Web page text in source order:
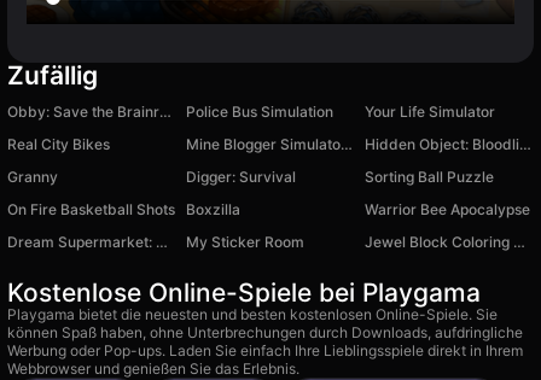
Zufällig
Obby: Save the Brainrots Online Police Bus Simulation
Your Life Simulator
Real City Bikes
Mine Blogger Simulator 3D
Hidden Object: Bloodline Legacy
Granny
Digger: Survival
Sorting Ball Puzzle
On Fire Basketball Shots
Boxzilla
Warrior Bee Apocalypse
Dream Supermarket: 3D Shop
My Sticker Room Jewel Block Coloring & Sorting
Kostenlose Online-Spiele bei Playgama
Playgama bietet die neuesten und besten kostenlosen Online-Spiele. Sie
können Spaß haben, ohne Unterbrechungen durch Downloads, aufdringliche
Werbung oder Pop-ups. Laden Sie einfach Ihre Lieblingsspiele direkt in Ihrem
Webbrowser und genießen Sie das Erlebnis.